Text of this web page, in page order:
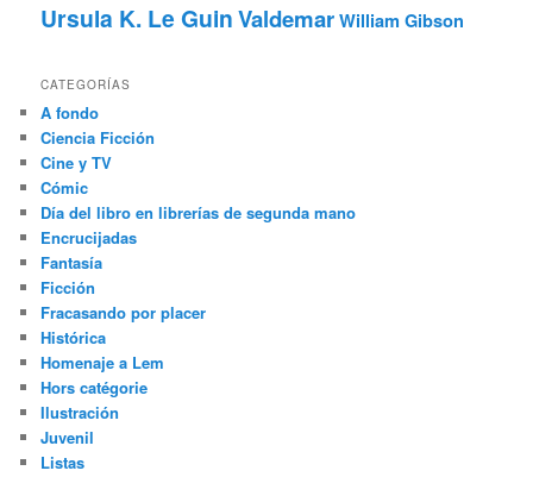
Ursula K. Le GuinValdemarWilliam Gibson
CATEGORÍAS
A fondo
Ciencia Ficción
Cine y TV
Cómic
Día del libro en librerías de segunda mano
Encrucijadas
Fantasía
Ficción
Fracasando por placer
Histórica
Homenaje a Lem
Hors catégorie
Ilustración
Juvenil
Listas